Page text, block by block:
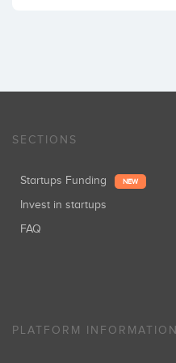
SECTIONS
Startups Funding NEW
Invest in startups
FAQ
PLATFORM INFORMATION